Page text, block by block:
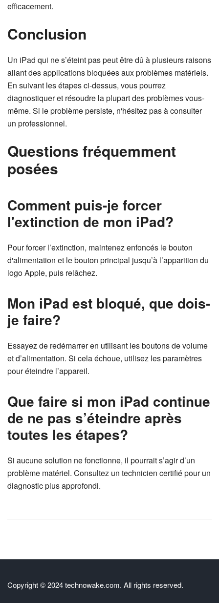
efficacement.
Conclusion
Un iPad qui ne s’éteint pas peut être dû à plusieurs raisons
allant des applications bloquées aux problèmes matériels.
En suivant les étapes ci-dessus, vous pourrez
diagnostiquer et résoudre la plupart des problèmes vous-
même. Si le problème persiste, n'hésitez pas à consulter
un professionnel.
Questions fréquemment
posées
Comment puis-je forcer
l'extinction de mon iPad?
Pour forcer l’extinction, maintenez enfoncés le bouton
d'alimentation et le bouton principal jusqu’à l’apparition du
logo Apple, puis relâchez.
Mon iPad est bloqué, que dois-
je faire?
Essayez de redémarrer en utilisant les boutons de volume
et d’alimentation. Si cela échoue, utilisez les paramètres
pour éteindre l’appareil.
Que faire si mon iPad continue
de ne pas s’éteindre après
toutes les étapes?
Si aucune solution ne fonctionne, il pourrait s’agir d’un
problème matériel. Consultez un technicien certifié pour un
diagnostic plus approfondi.
Copyright © 2024 technowake.com. All rights reserved.